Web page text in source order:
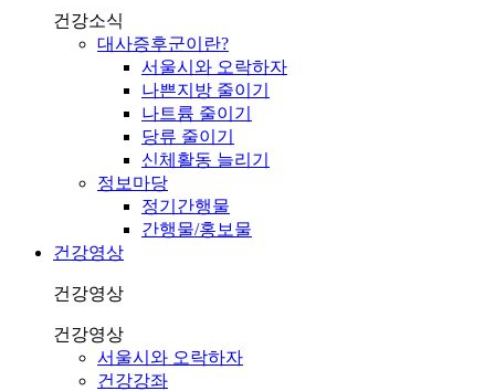
건강소식
대사증후군이란?
서울시와 오락하자
나쁜지방 줄이기
나트륨 줄이기
당류 줄이기
신체활동 늘리기
정보마당
정기간행물
간행물/홍보물
건강영상
건강영상
건강영상
서울시와 오락하자
건강강좌